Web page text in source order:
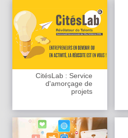
CitésLab : Service
d'amorçage de
projets